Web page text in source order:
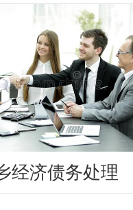
经济债务处理